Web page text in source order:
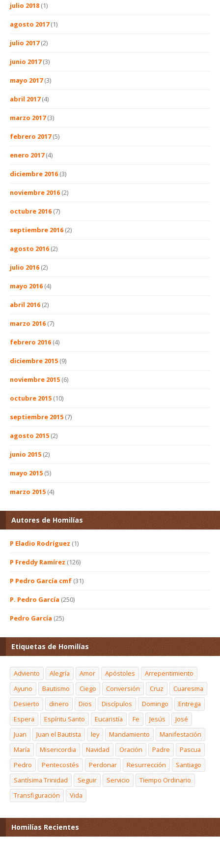
julio 2018 (1)
agosto 2017(1)
julio 2017(2)
junio 2017(3)
mayo 2017(3)
abril 2017(4)
marzo 2017(3)
febrero 2017(5)
enero 2017(4)
diciembre 2016 (3)
noviembre 2016 (2)
octubre 2016 (7)
septiembre 2016 (2)
agosto 2016 (2)
julio 2016 (2)
mayo 2016 (4)
abril 2016 (2)
marzo 2016 (7)
febrero 2016 (4)
diciembre 2015 (9)
noviembre 2015 (6)
octubre 2015 (10)
septiembre 2015 (7)
agosto 2015 (2)
junio 2015 (2)
mayo 2015 (5)
marzo 2015 (4)
Autores de Homilías
P Eladio Rodríguez (1)
P Freddy Ramírez (126)
P Pedro García cmf (31)
P. Pedro García (250)
Pedro García (25)
Etiquetas de Homilías
Adviento Alegría Amor Apóstoles
Arrepentimiento
Ayuno
Bautismo Ciego Conversión Cruz
Cuaresma
Desierto
dinero Dios Discípulos Domingo
Entrega
Espera
Espíritu Santo Eucaristía Fe Jesús
José
Juan
Juan el Bautista ley Mandamiento
Manifestación
María
Misericordia Navidad Oración Padre
Pascua
Pedro
Pentecostés Perdonar Resurrección
Santiago
Santísima Trinidad
Seguir Servicio
Tiempo Ordinario
Transfiguración
Vida
Homilías Recientes